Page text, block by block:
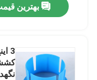
بهترین